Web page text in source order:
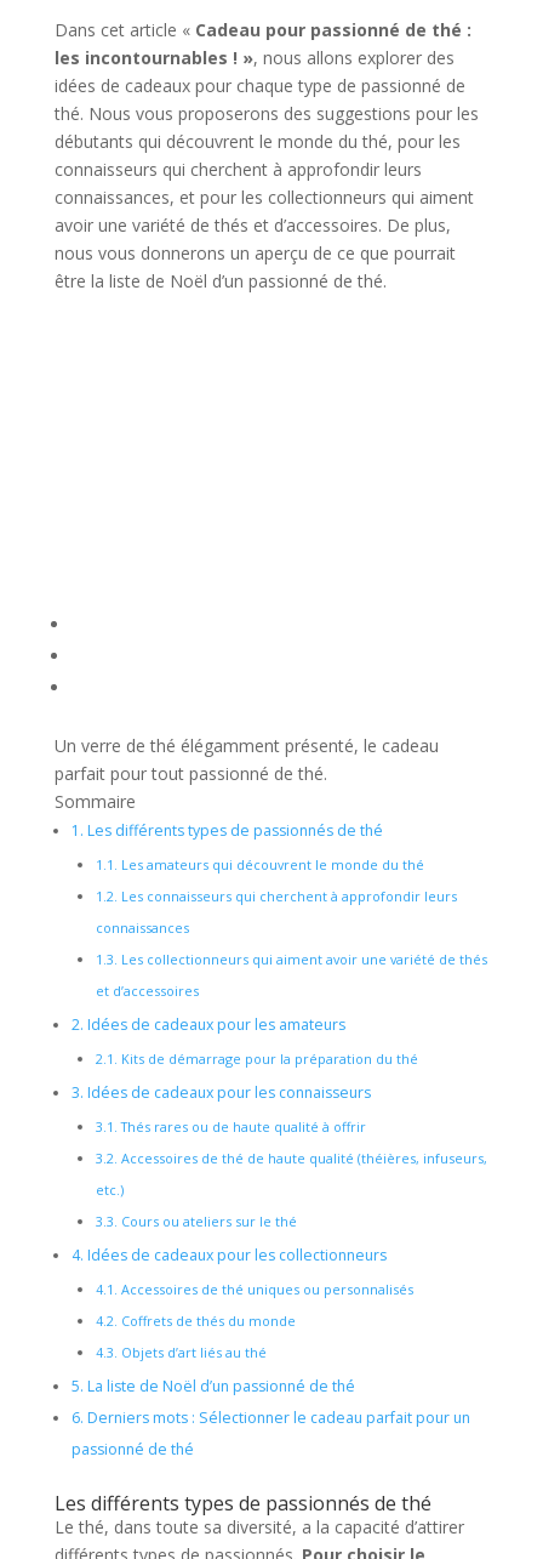
Dans cet article « Cadeau pour passionné de thé :
les incontournables ! », nous allons explorer des
idées de cadeaux pour chaque type de passionné de
thé. Nous vous proposerons des suggestions pour les
débutants qui découvrent le monde du thé, pour les
connaisseurs qui cherchent à approfondir leurs
connaissances, et pour les collectionneurs qui aiment
avoir une variété de thés et d’accessoires. De plus,
nous vous donnerons un aperçu de ce que pourrait
être la liste de Noël d’un passionné de thé.
Un verre de thé élégamment présenté, le cadeau
parfait pour tout passionné de thé.
Sommaire
1. Les différents types de passionnés de thé
1.1. Les amateurs qui découvrent le monde du thé
1.2. Les connaisseurs qui cherchent à approfondir leurs
connaissances
1.3. Les collectionneurs qui aiment avoir une variété de thés
et d’accessoires
2. Idées de cadeaux pour les amateurs
2.1. Kits de démarrage pour la préparation du thé
3. Idées de cadeaux pour les connaisseurs
3.1. Thés rares ou de haute qualité à offrir
3.2. Accessoires de thé de haute qualité (théières, infuseurs,
etc.)
3.3. Cours ou ateliers sur le thé
4. Idées de cadeaux pour les collectionneurs
4.1. Accessoires de thé uniques ou personnalisés
4.2. Coffrets de thés du monde
4.3. Objets d’art liés au thé
5. La liste de Noël d’un passionné de thé
6. Derniers mots : Sélectionner le cadeau parfait pour un
passionné de thé
Les différents types de passionnés de thé
Le thé, dans toute sa diversité, a la capacité d’attirer